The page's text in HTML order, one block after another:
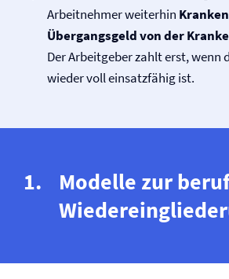
Arbeitnehmer weiterhin
Übergangs­geld von der
Der Arbeit­geber zahlt erst, wenn
wieder voll einsatz­fähig ist.
Modelle zur